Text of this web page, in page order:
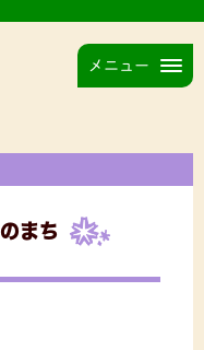
メニュー
まち